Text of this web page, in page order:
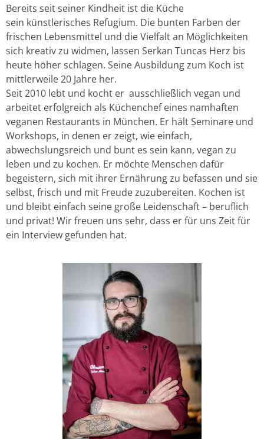
Bereits seit seiner Kindheit ist die Küche
sein künstlerisches Refugium. Die bunten Farben der
frischen Lebensmittel und die Vielfalt an Möglichkeiten
sich kreativ zu widmen, lassen Serkan Tuncas Herz bis
heute höher schlagen. Seine Ausbildung zum Koch ist
mittlerweile 20 Jahre her.
Seit 2010 lebt und kocht er ausschließlich vegan und
arbeitet erfolgreich als Küchenchef eines namhaften
veganen Restaurants in München. Er hält Seminare und
Workshops, in denen er zeigt, wie einfach,
abwechslungsreich und bunt es sein kann, vegan zu
leben und zu kochen. Er möchte Menschen dafür
begeistern, sich mit ihrer Ernährung zu befassen und sie
selbst, frisch und mit Freude zuzubereiten. Kochen ist
und bleibt einfach seine große Leidenschaft – beruflich
und privat! Wir freuen uns sehr, dass er für uns Zeit für
ein Interview gefunden hat.